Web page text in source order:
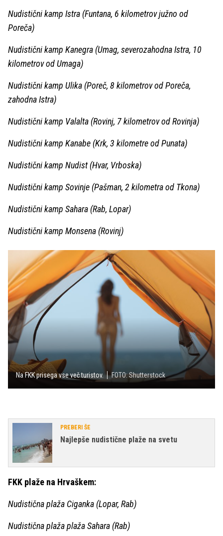
Nudistični kamp Istra (Funtana, 6 kilometrov južno od
Poreča)
Nudistični kamp Kanegra (Umag, severozahodna Istra, 10
kilometrov od Umaga)
Nudistični kamp Ulika (Poreč, 8 kilometrov od Poreča,
zahodna Istra)
Nudistični kamp Valalta (Rovinj, 7 kilometrov od Rovinja)
Nudistični kamp Kanabe (Krk, 3 kilometre od Punata)
Nudistični kamp Nudist (Hvar, Vrboska)
Nudistični kamp Sovinje (Pašman, 2 kilometra od Tkona)
Nudistični kamp Sahara (Rab, Lopar)
Nudistični kamp Monsena (Rovinj)
Na FKK prisega vse več turistov. FOTO: Shutterstock
PREBERI ŠE
Najlepše nudistične plaže na svetu
FKK plaže na Hrvaškem:
Nudistična plaža Ciganka (Lopar, Rab)
Nudistična plaža plaža Sahara (Rab)